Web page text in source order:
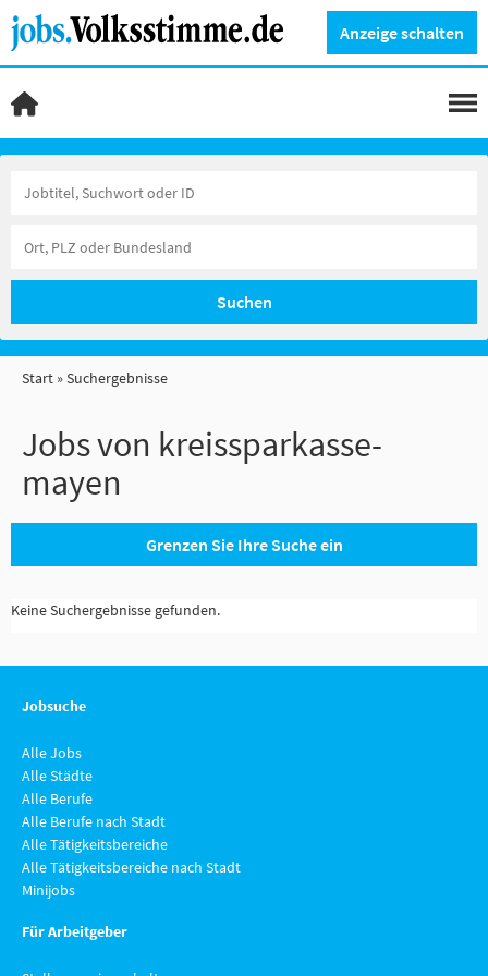
Anzeige schalten
Suchen
Start Suchergebnisse
Jobs von kreissparkasse-
mayen
Grenzen Sie Ihre Suche ein
Keine Suchergebnisse gefunden.
Jobsuche
Alle Jobs
Alle Städte
Alle Berufe
Alle Berufe nach Stadt
Alle Tätigkeitsbereiche
Alle Tätigkeitsbereiche nach Stadt
Minijobs
Für Arbeitgeber